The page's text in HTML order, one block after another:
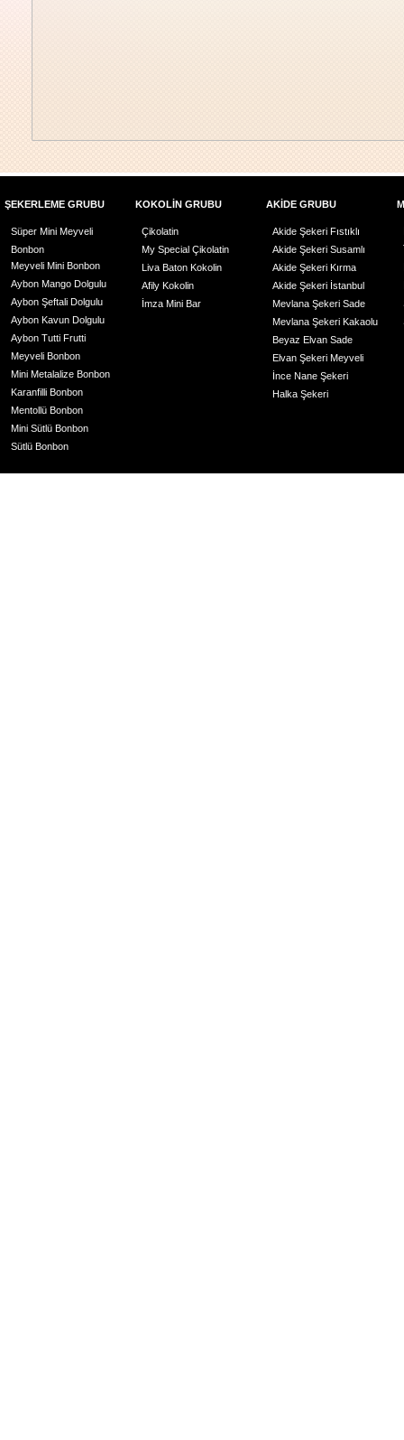
Süper Mini Meyveli
Bonbon
Meyveli Mini Bonbon
Aybon Mango Dolgulu
Aybon Şeftali Dolgulu
Aybon Kavun Dolgulu
Aybon Tutti Frutti
Meyveli Bonbon
Mini Metalalize Bonbon
Karanfilli Bonbon
Mentollü Bonbon
Mini Sütlü Bonbon
Sütlü Bonbon
Çikolatin
My Special Çikolatin
Liva Baton Kokolin
Afily Kokolin
İmza Mini Bar
Akide Şekeri Fıstıklı
Akide Şekeri Susamlı
Akide Şekeri Kırma
Akide Şekeri İstanbul
Mevlana Şekeri Sade
Mevlana Şekeri Kakaolu
Beyaz Elvan Sade
Elvan Şekeri Meyveli
İnce Nane Şekeri
Halka Şekeri
ŞEKERLEME GRUBU KOKOLİN GRUBU AKİDE GRUBU